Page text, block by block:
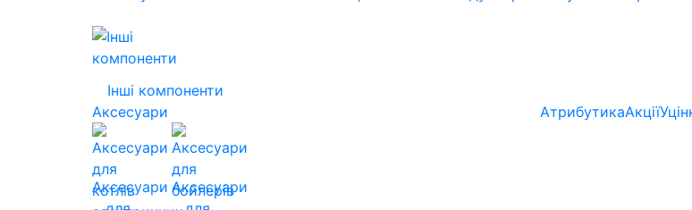
Інші компоненти
Аксесуари
Аксесуари Аксесуари
АтрибутикаАкції